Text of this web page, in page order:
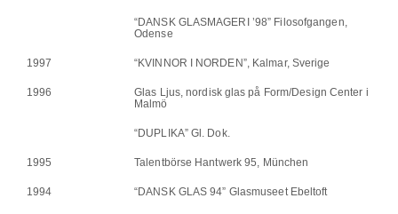
“DANSK GLASMAGERI ’98” Filosofgangen,
Odense
1997 “KVINNOR I NORDEN”, Kalmar, Sverige
1996
Glas Ljus, nordisk glas på Form/Design Center i
Malmö
“DUPLIKA” Gl. Dok.
1995 Talentbörse Hantwerk 95, München
1994 “DANSK GLAS 94” Glasmuseet Ebeltoft